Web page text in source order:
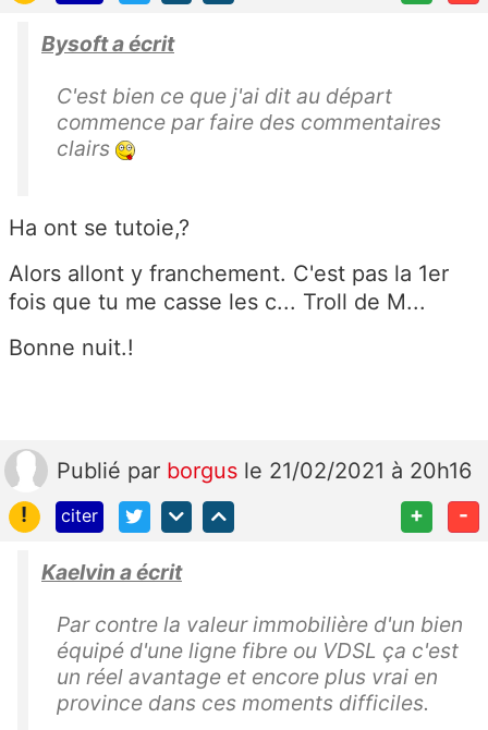
Bysoft a écrit
C'est bien ce que j'ai dit au départ
commence par faire des commentaires
clairs
Ha ont se tutoie,?
Alors allont y franchement. C'est pas la 1er
fois que tu me casse les c... Troll de M...
Bonne nuit.!
Publié par borgus le 21/02/2021 à 20h16
!
citer + -
Kaelvin a écrit
Par contre la valeur immobilière d'un bien
équipé d'une ligne fibre ou VDSL ça c'est
un réel avantage et encore plus vrai en
province dans ces moments difficiles.